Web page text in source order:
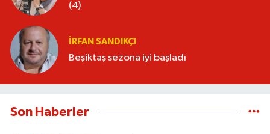
(4)
İRFAN SANDIKÇI
Beşiktaş sezona iyi başladı
Son Haberler